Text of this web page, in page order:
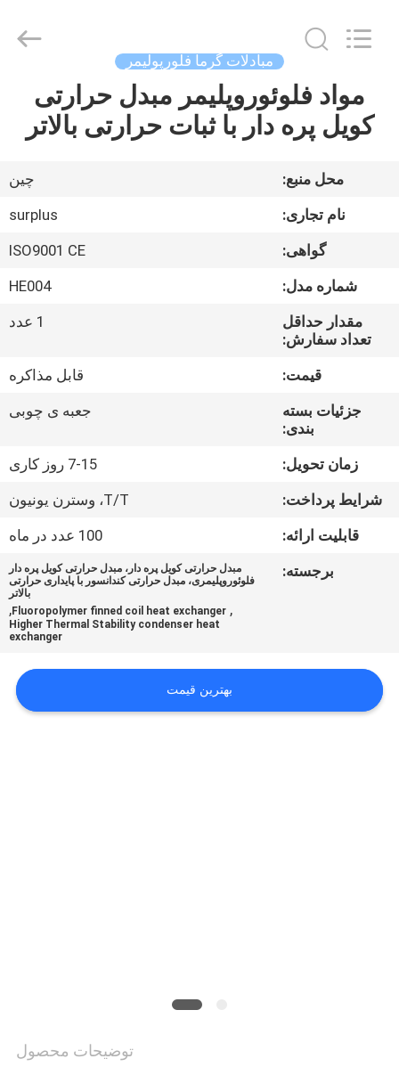
خونه
محصولات
درباره
کارخانه
کیفیت
ما
تماس
درخواست
نقل قول
Limited.
مبادلات گرما فلورپولیمر
مواد فلوئوروپلیمر مبدل حرارتی
کویل پره دار با ثبات حرارتی بالاتر
محل منبع:
چین
نام تجاری:
surplus
گواهی:
ISO9001 CE
شماره مدل:
HE004
مقدار حداقل
تعداد سفارش:
1 عدد
قیمت:
قابل مذاکره
جزئیات بسته
بندی:
جعبه ی چوبی
زمان تحویل:
7-15 روز کاری
شرایط پرداخت:
T/T، وسترن یونیون
قابلیت ارائه:
100 عدد در ماه
برجسته:
مبدل حرارتی کویل پره دار، مبدل حرارتی کویل پره دار
فلوئوروپلیمری، مبدل حرارتی کندانسور با پایداری حرارتی
بالاتر
,
Fluoropolymer finned coil heat exchanger
,
Higher Thermal Stability condenser heat
exchanger
بهترین قیمت
توضیحات محصول